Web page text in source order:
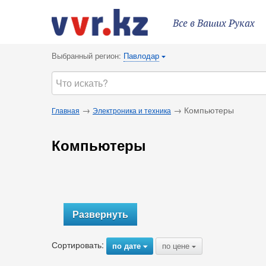
Все в Ваших Руках
Выбранный регион: Павлодар {
Главная → Электроника и техника → Компьютеры
Компьютеры
Развернуть
Сортировать: по дате{ по цене {